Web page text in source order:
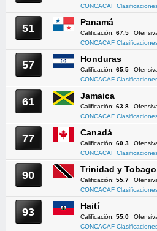
CONCACAF
51 Panamá
Calificación: 67.5
CONCACAF
57 Honduras
Calificación: 65.5
CONCACAF
61 Jamaica
Calificación: 63.8
CONCACAF
77 Canadá
Calificación: 60.3
CONCACAF
90 Trinidad y Tobago
Calificación: 55.7
CONCACAF
93 Haití
Calificación: 55.0
CONCACAF